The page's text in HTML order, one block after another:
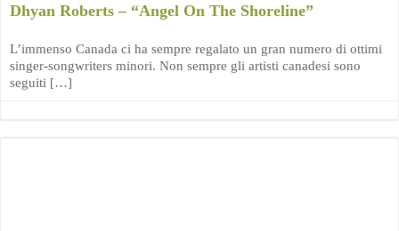
Dhyan Roberts – “Angel On The Shoreline”
L’immenso Canada ci ha sempre regalato un gran numero di ottimi
singer-songwriters minori. Non sempre gli artisti canadesi sono
seguiti […]